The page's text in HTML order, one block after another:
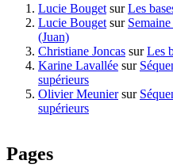
Lucie Bouget surLes
Lucie Bouget sur
(Juan)
Christiane Joncas surLes
Karine Lavallée sur
supérieurs
Olivier Meuniersur
supérieurs
Pages